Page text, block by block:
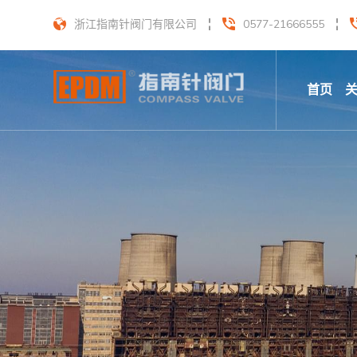
浙江指南针阀门有限公司 0577-21666555
首页